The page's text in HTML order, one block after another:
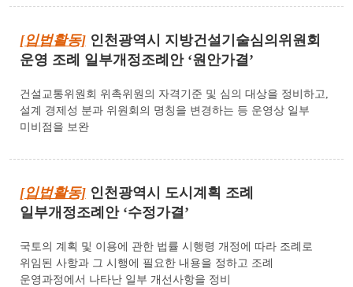
[입법활동]인천광역시 지방건설기술심의위원회
운영 조례 일부개정조례안 ‘원안가결’
건설교통위원회 위촉위원의 자격기준 및 심의 대상을 정비하고,
설계 경제성 분과 위원회의 명칭을 변경하는 등 운영상 일부
미비점을 보완
[입법활동]인천광역시 도시계획 조례
일부개정조례안 ‘수정가결’
국토의 계획 및 이용에 관한 법률 시행령 개정에 따라 조례로
위임된 사항과 그 시행에 필요한 내용을 정하고 조례
운영과정에서 나타난 일부 개선사항을 정비